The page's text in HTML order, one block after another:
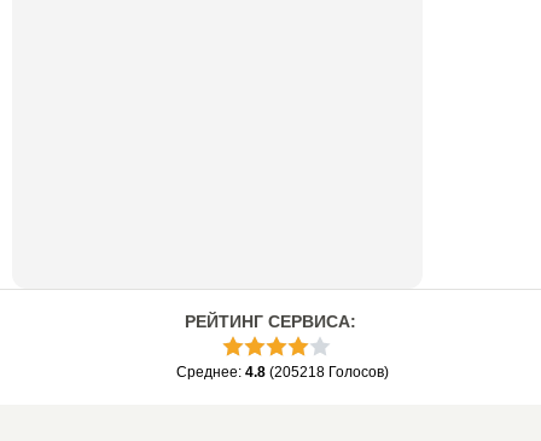
РЕЙТИНГ СЕРВИСА:
Среднее: 4.8 (205218 Голосов)